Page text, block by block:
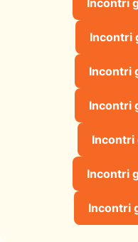
Incontri
Incontri
Incontri
Incontri
Incontri
Incontri